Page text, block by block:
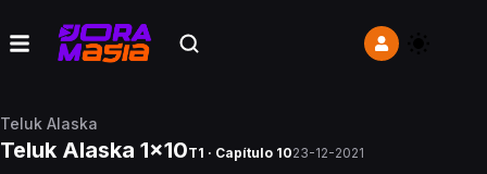
Teluk Alaska
Teluk Alaska 1x10T1 · Capítulo 1023-12-2021